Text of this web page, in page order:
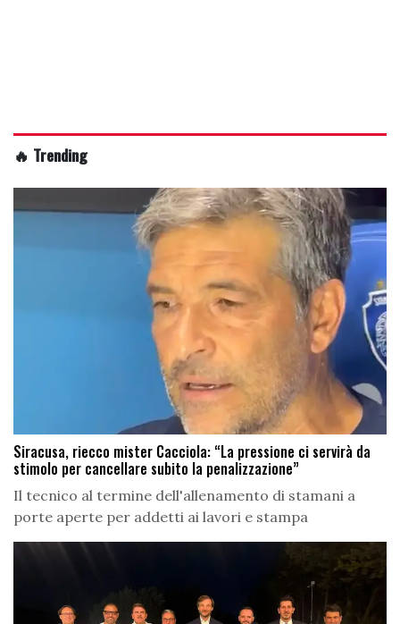
🔥 Trending
Siracusa, riecco mister Cacciola: “La pressione ci servirà da
stimolo per cancellare subito la penalizzazione”
Il tecnico al termine dell'allenamento di stamani a
porte aperte per addetti ai lavori e stampa